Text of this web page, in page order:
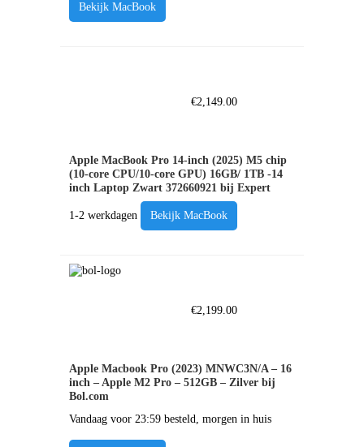
Bekijk MacBook
€2,149.00
Apple MacBook Pro 14-inch (2025) M5 chip
(10-core CPU/10-core GPU) 16GB/ 1TB -14
inch Laptop Zwart 372660921 bij Expert
1-2 werkdagen Bekijk MacBook
€2,199.00
Apple Macbook Pro (2023) MNWC3N/A – 16
inch – Apple M2 Pro – 512GB – Zilver bij
Bol.com
Vandaag voor 23:59 besteld, morgen in huis